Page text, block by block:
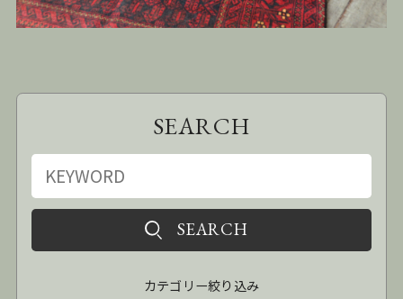
SEARCH
カテゴリー絞り込み